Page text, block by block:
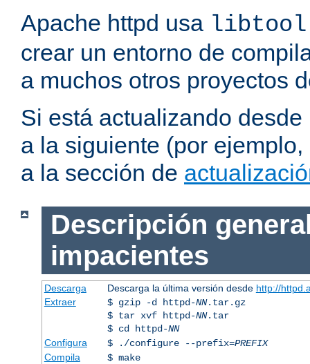
Apache httpd usa libtool
crear un entorno de
a muchos otros proyectos
Si está actualizando
a la siguiente (por
a la sección de
Descripción
impacientes
Descarga Descarga la última versión desde http://
Extraer
$ gzip -d httpd-NN.tar.gz
$ tar xvf httpd-NN.tar
$ cd httpd-NN
Configura
$ ./configure --prefix=PREFIX
Compila
$ make